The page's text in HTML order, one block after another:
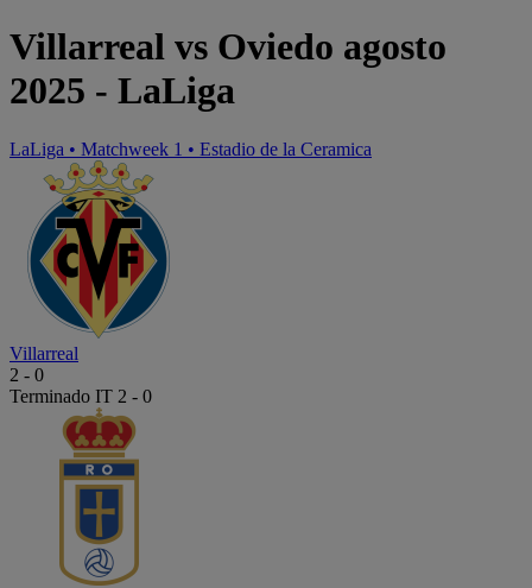
Villarreal vs Oviedo agosto
2025 - LaLiga
LaLiga • Matchweek 1 • Estadio de la Ceramica
Villarreal
2 - 0
Terminado IT 2 - 0